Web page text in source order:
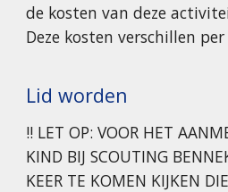
de kosten van deze
Deze kosten verschillen
Lid worden
!! LET OP: VOOR HET
KIND BIJ SCOUTING
KEER TE KOMEN KIJKEN